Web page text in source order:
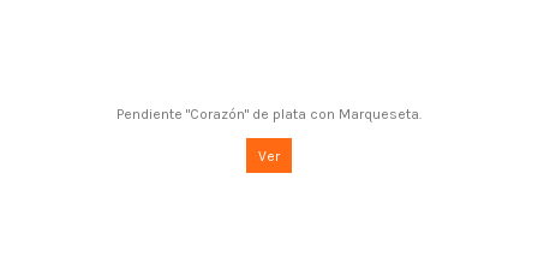
Pendiente "Corazón" de plata con Marqueseta.
Ver